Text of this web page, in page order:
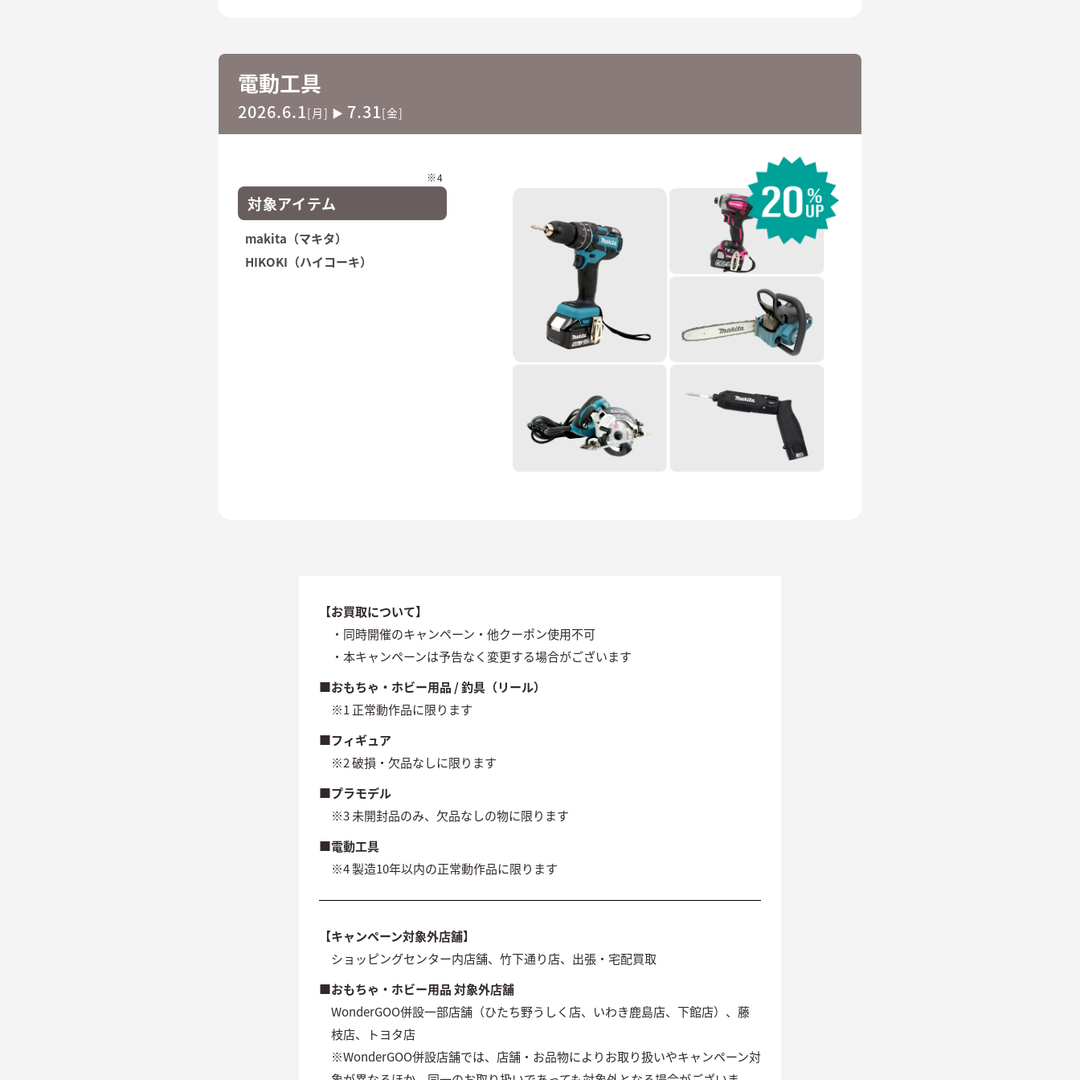
電動工具
2026.6.1[月] ▶ 7.31[金]
※4
対象アイテム
makita（マキタ）
HIKOKI（ハイコーキ）
【お買取について】
・同時開催のキャンペーン・他クーポン使用不可
・本キャンペーンは予告なく変更する場合がございます
■おもちゃ・ホビー用品 / 釣具（リール）
※1 正常動作品に限ります
■フィギュア
※2 破損・欠品なしに限ります
■プラモデル
※3 未開封品のみ、欠品なしの物に限ります
■電動工具
※4 製造10年以内の正常動作品に限ります
【キャンペーン対象外店舗】
ショッピングセンター内店舗、竹下通り店、出張・宅配買取
■おもちゃ・ホビー用品 対象外店舗
WonderGOO併設一部店舗（ひたち野うしく店、いわき鹿島店、下館店）、藤
枝店、トヨタ店
※WonderGOO併設店舗では、店舗・お品物によりお取り扱いやキャンペーン対